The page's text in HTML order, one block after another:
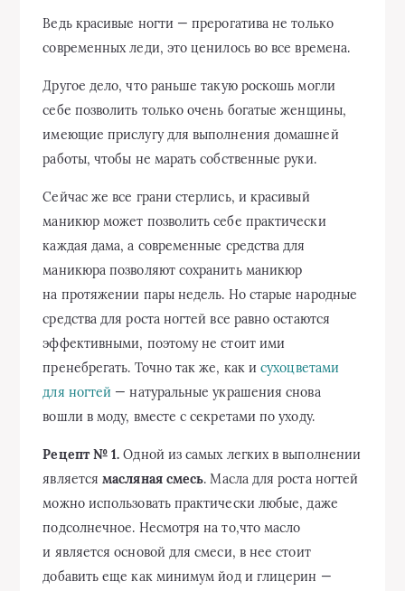
Ведь красивые ногти — прерогатива не только
современных леди, это ценилось во все времена.
Другое дело, что раньше такую роскошь могли
себе позволить только очень богатые женщины,
имеющие прислугу для выполнения домашней
работы, чтобы не марать собственные руки.
Сейчас же все грани стерлись, и красивый
маникюр может позволить себе практически
каждая дама, а современные средства для
маникюра позволяют сохранить маникюр
на протяжении пары недель. Но старые народные
средства для роста ногтей все равно остаются
эффективными, поэтому не стоит ими
пренебрегать. Точно так же, как исухоцветами
для ногтей — натуральные украшения снова
вошли в моду, вместе с секретами по уходу.
Рецепт № 1.Одной из самых легких в выполнении
являетсямасляная смесь. Масла для роста ногтей
можно использовать практически любые, даже
подсолнечное. Несмотря на то,что масло
и является основой для смеси, в нее стоит
добавить еще как минимум йод и глицерин —